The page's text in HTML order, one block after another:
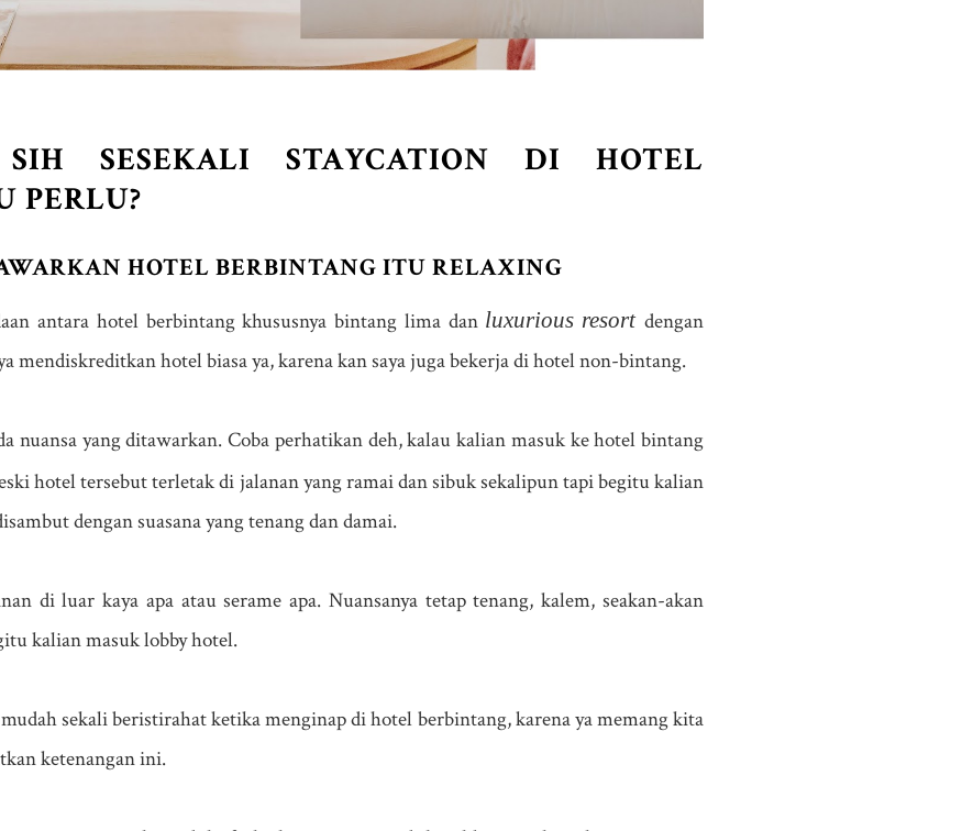
SESEKALI STAYCATION DI HOTEL
PERLU?
HOTEL BERBINTANG ITU RELAXING
antara hotel berbintang khususnya bintang lima dan luxurious resortdengan
mendiskreditkan hotel biasa ya, karena kan saya juga bekerja di hotel non-bintang.
nuansa yang ditawarkan. Coba perhatikan deh, kalau kalian masuk ke hotel bintang
hotel tersebut terletak di jalanan yang ramai dan sibuk sekalipun tapi begitu kalian
dengan suasana yang tenang dan damai.
di luar kaya apa atau serame apa. Nuansanya tetap tenang, kalem, seakan-akan
kalian masuk lobby hotel.
sekali beristirahat ketika menginap di hotel berbintang, karena ya memang kita
ketenangan ini.